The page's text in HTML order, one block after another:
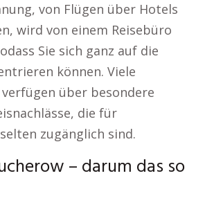
von Flügen über Hotels
wird von einem Reisebüro
Sie sich ganz auf die
können. Viele
über besondere
die für
zugänglich sind.
– darum das so